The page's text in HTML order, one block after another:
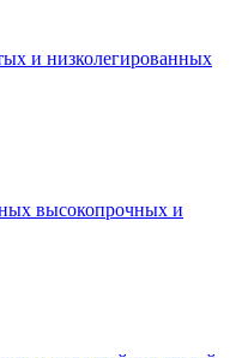
и низколегированных
высокопрочных и